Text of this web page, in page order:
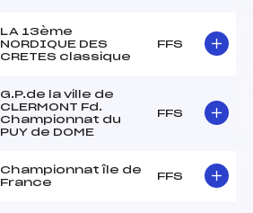
LA 13ème
NORDIQUE DES
CRETES classique
FFS
G.P.de la ville de
CLERMONT Fd.
Championnat du
PUY de DOME
FFS
Championnat île de
France
FFS